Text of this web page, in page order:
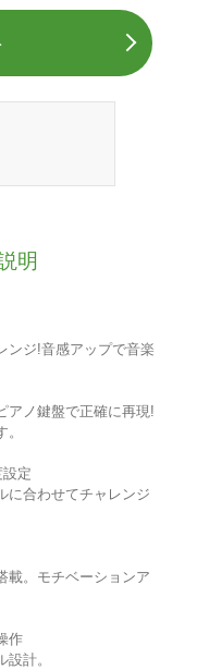
明
ンジ!音感アップで音楽
アノ鍵盤で正確に再現!
設定
に合わせてチャレンジ
載。モチベーションア
作
計。